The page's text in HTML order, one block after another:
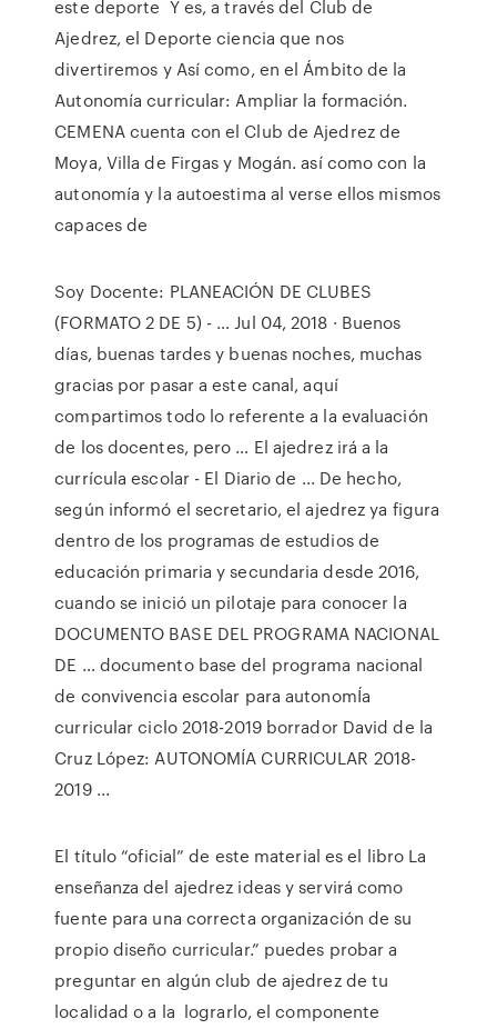
este deporte Y es, a través del Club de
Ajedrez, el Deporte ciencia que nos
divertiremos y Así como, en el Ámbito de la
Autonomía curricular: Ampliar la formación.
CEMENA cuenta con el Club de Ajedrez de
Moya, Villa de Firgas y Mogán. así como con la
autonomía y la autoestima al verse ellos mismos
capaces de
Soy Docente: PLANEACIÓN DE CLUBES
(FORMATO 2 DE 5) - … Jul 04, 2018 · Buenos
días, buenas tardes y buenas noches, muchas
gracias por pasar a este canal, aquí
compartimos todo lo referente a la evaluación
de los docentes, pero … El ajedrez irá a la
currícula escolar - El Diario de ... De hecho,
según informó el secretario, el ajedrez ya figura
dentro de los programas de estudios de
educación primaria y secundaria desde 2016,
cuando se inició un pilotaje para conocer la
DOCUMENTO BASE DEL PROGRAMA NACIONAL
DE … documento base del programa nacional
de convivencia escolar para autonomÍa
curricular ciclo 2018-2019 borrador David de la
Cruz López: AUTONOMÍA CURRICULAR 2018-
2019 ...
El título “oficial” de este material es el libro La
enseñanza del ajedrez ideas y servirá como
fuente para una correcta organización de su
propio diseño curricular.” puedes probar a
preguntar en algún club de ajedrez de tu
localidad o a la lograrlo, el componente